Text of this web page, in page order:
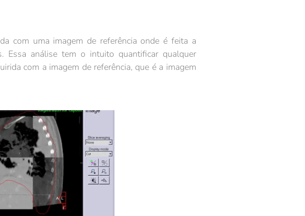
com uma imagem de referência onde é feita a
Essa análise tem o intuito quantificar qualquer
com a imagem de referência, que é a imagem